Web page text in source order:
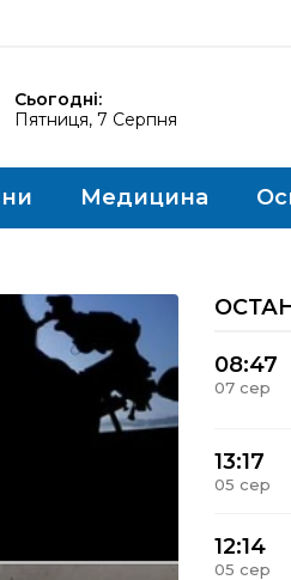
Сьогодні:
Пятниця, 7 Серпня
Медицина
08:47
07 сер
13:17
05 сер
12:14
05 сер